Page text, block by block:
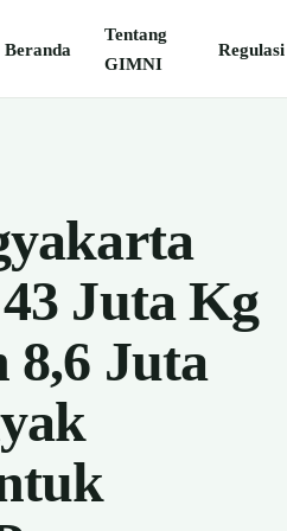
Beranda
Tentang
GIMNI
Regulasi
Juta Kg
8,6 Juta